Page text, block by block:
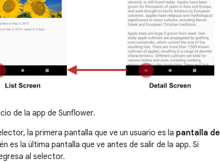
de la app de Sunflower.
la primera pantalla que ve un usuario es la pantalla de
es la última pantalla que ve antes de salir de la app. Si
al selector.